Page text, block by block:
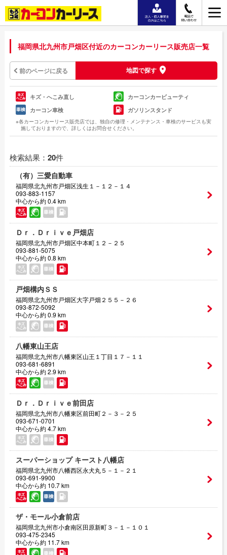
福岡県北九州市戸畑区付近のカーコンカーリース販売店一覧
前のページに戻る 地図で探す
キズ・へこみ直し
カーコンカービューティ
カーコン車検
ガソリンスタンド
※各カーコンカーリース販売店では、独自の修理・メンテナンス・車検のサービスも実
施しておりますので、詳しくはお問合せください。
検索結果： 20件
（有）三愛自動車
福岡県北九州市戸畑区浅生１－１２－１４
093-883-1157
中心から約 0.4 km
Ｄｒ．Ｄｒｉｖｅ戸畑店
福岡県北九州市戸畑区中本町１２－２５
093-881-5075
中心から約 0.8 km
戸畑構内ＳＳ
福岡県北九州市戸畑区大字戸畑２５５－２６
093-872-5092
中心から約 0.9 km
八幡東山王店
福岡県北九州市八幡東区山王１丁目１７－１１
093-681-6891
中心から約 2.9 km
Ｄｒ．Ｄｒｉｖｅ前田店
福岡県北九州市八幡東区前田町２－３－２５
093-671-0701
中心から約 4.7 km
スーパーショップ キースト八幡店
福岡県北九州市八幡西区永犬丸５－１－２１
093-691-9900
中心から約 10.7 km
ザ・モール小倉前店
福岡県北九州市小倉南区田原新町３－１－１０１
093-475-2345
中心から約 11.7 km